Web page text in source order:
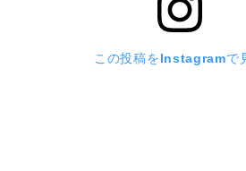
この投稿をInstagramで